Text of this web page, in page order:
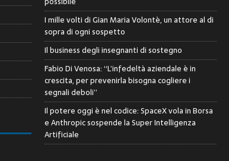
I mille volti di Gian Maria Volontè, un attore al di
sopra di ogni sospetto
Il business degli insegnanti di sostegno
Fabio Di Venosa: “L’infedeltà aziendale è in
crescita, per prevenirla bisogna cogliere i
segnali deboli”
Il potere oggi è nel codice: SpaceX vola in Borsa
e Anthropic sospende la Super Intelligenza
Artificiale